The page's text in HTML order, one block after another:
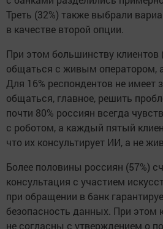
Треть (32%) также выбрали
в качестве второй опции.
При этом большинству клиентов
общаться с живым оператором,
Для 16% респондентов не имеет
общаться, главное, решить
почти 80% россиян всегда
с роботом, а каждый пятый
что их консультирует ИИ, а не
Более половины россиян (57%)
консультация с участием
при обращении в банк
безопасность данных. При этом
не согласны с утверждением о